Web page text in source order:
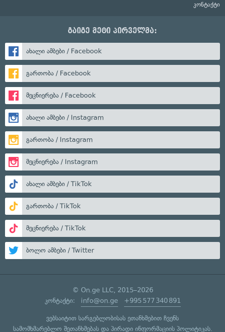
კონტაქტი
გაიგე მეტი პირველმა:
ახალი ამბები / Facebook
გართობა / Facebook
მეცნიერება / Facebook
ახალი ამბები / Instagram
გართობა / Instagram
მეცნიერება / Instagram
ახალი ამბები / TikTok
გართობა / TikTok
მეცნიერება / TikTok
ბოლო ამბები / Twitter
© On.ge LLC, 2015–2026
კონტაქტი: info@on.ge +995 577 340 891
ვებსაიტით სარგებლობისას ეთანხმებით ჩვენს
სამომხმარებლო შეთანხმებასდა პირადი ინფორმაციის პოლიტიკას.